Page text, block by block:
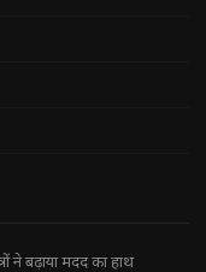
ने बढ़ाया मदद का हाथ